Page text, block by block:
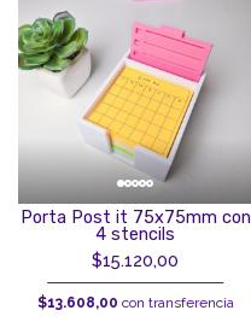
Porta Post it 75x75mm con
4 stencils
$15.120,00
$13.608,00 con transferencia